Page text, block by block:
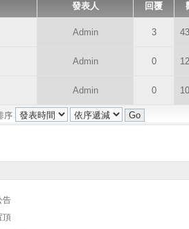
發表人 回覆
Admin 3
Admin 0
Admin 0
序
告
頂